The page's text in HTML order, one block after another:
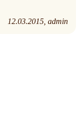
12.03.2015 admin